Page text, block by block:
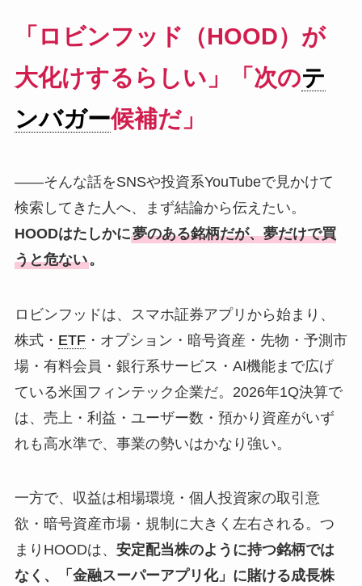
「ロビンフッド（HOOD）が
大化けするらしい」「次のテ
ンバガー候補だ」
――そんな話をSNSや投資系YouTubeで見かけて
検索してきた人へ、まず結論から伝えたい。
HOODはたしかに夢のある銘柄だが、夢だけで買
うと危ない。
ロビンフッドは、スマホ証券アプリから始まり、
株式・ ETF・オプション・暗号資産・先物・予測市
場・有料会員・銀行系サービス・AI機能まで広げ
ている米国フィンテック企業だ。2026年1Q決算で
は、売上・利益・ユーザー数・預かり資産がいず
れも高水準で、事業の勢いはかなり強い。
一方で、収益は相場環境・個人投資家の取引意
欲・暗号資産市場・規制に大きく左右される。つ
まりHOODは、 安定配当株のように持つ銘柄では
なく、「金融スーパーアプリ化」に賭ける成長株